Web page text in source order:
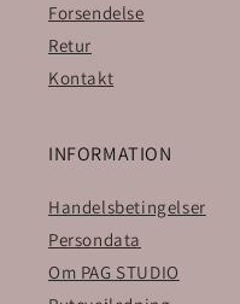
Forsendelse
Retur
Kontakt
INFORMATION
Handelsbetingelser
Persondata
Om PAG STUDIO